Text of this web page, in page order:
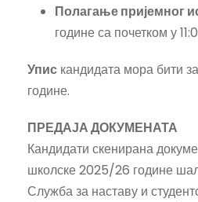
Полагање пријемног
године са почетком у
Упис кандидата мора бити
године.
ПРЕДАЈА ДОКУМЕНАТА
Кандидати скенирана
школске 2025/26 године
Служба за наставу и